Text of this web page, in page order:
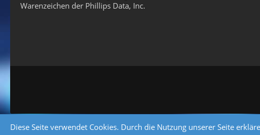
Warenzeichen der Phillips Data, Inc.
Diese Seite verwendet Cookies. Durch die Nutzung unserer Seite